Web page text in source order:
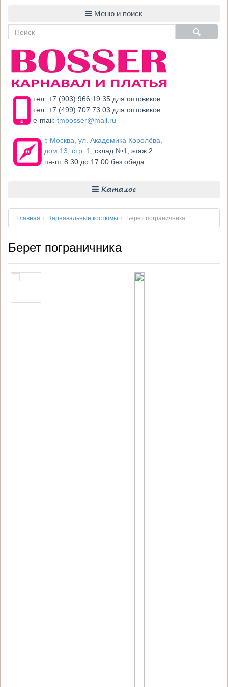
тел. +7 (903) 966 19 35 для оптовиков
тел. +7 (499) 707 73 03 для оптовиков
e-mail:tmbosser@mail.ru
г. Москва, ул. Академика Королёва,
дом 13, стр. 1
, склад №1, этаж 2
пн-пт 8:30 до 17:00 без обеда
Каталог
Главная Карнавальные костюмы Берет пограничника
Берет пограничника